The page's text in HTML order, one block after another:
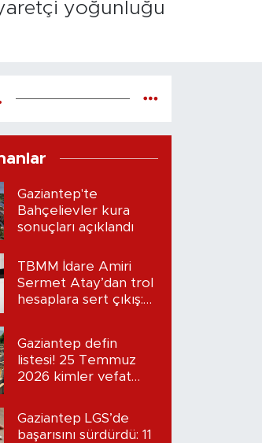
yoğunluğu
Gaziantep'te
Bahçelievler kura
sonuçları açıklandı
TBMM İdare Amiri
Sermet Atay’dan trol
hesaplara sert çıkış:
Gaziantep defin
listesi! 25 Temmuz
2026 kimler vefat
Gaziantep LGS’de
başarısını sürdürdü: 11